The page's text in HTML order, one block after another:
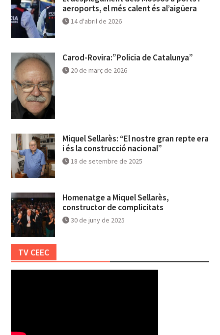
aeroports, el més calent és al’aigüera
14 d'abril de 2026
Carod-Rovira:”Policia de Catalunya”
20 de març de 2026
Miquel Sellarès: “El nostre gran repte era
i és la construcció nacional”
18 de setembre de 2025
Homenatge a Miquel Sellarès,
constructor de complicitats
30 de juny de 2025
TV CEEC